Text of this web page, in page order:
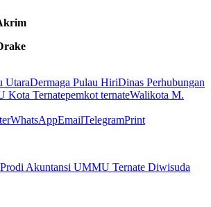
UtaraDermaga Pulau HiriDinas Perhubungan
Kota Ternatepemkot ternateWalikota M.
WhatsAppEmailTelegramPrint
Akuntansi UMMU Ternate Diwisuda